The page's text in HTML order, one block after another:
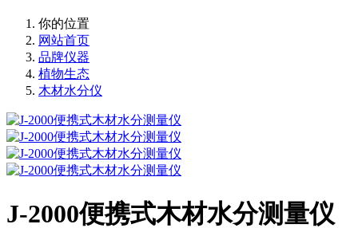
你的位置
网站首页
品牌仪器
植物生态
木材水分仪
J-2000便携式木材水分测量仪